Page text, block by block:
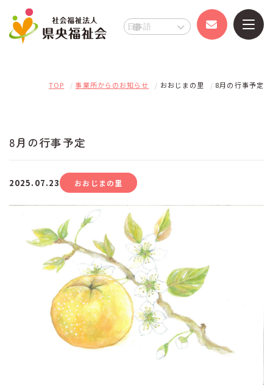
県央福祉会
障がい者福祉施設 いからしの里
障がい者福祉施設 いからし工房
障がい者福祉施設 杉の子工房
障がい者福祉施設 長久の家
採用情報
ボランティア募集情報
苦情等解決実施要綱 お問い合わせ
TOP 事業所からのお知らせ おおじまの里 8月の行事予定
8月の行事予定
2025.07.23 おおじまの里